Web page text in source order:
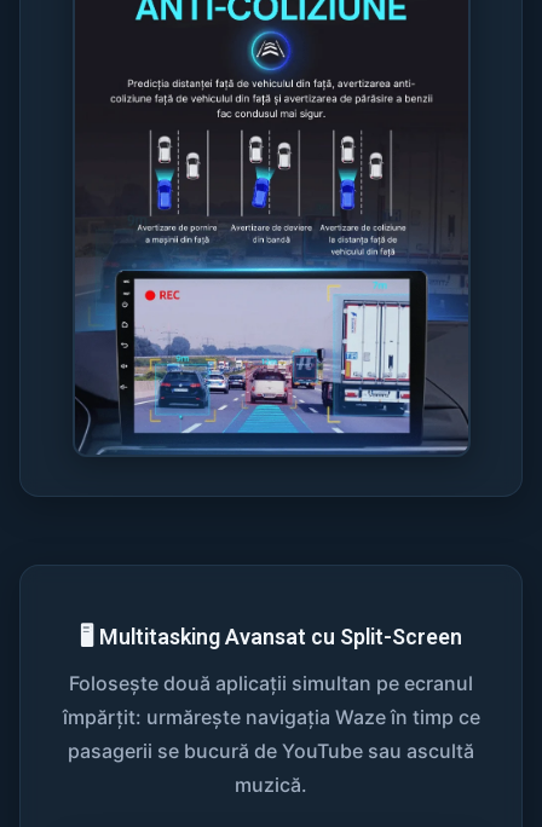
🖥️ Multitasking Avansat cu Split-Screen
Folosește două aplicații simultan pe ecranul
împărțit: urmărește navigația Waze în timp ce
pasagerii se bucură de YouTube sau ascultă
muzică.